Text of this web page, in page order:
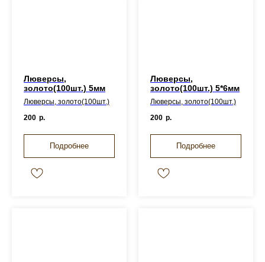
Люверсы,
золото(100шт.) 5мм
Люверсы, золото(100шт.)
200 р.
Подробнее
Люверсы,
золото(100шт.) 5*6мм
Люверсы, золото(100шт.)
200 р.
Подробнее